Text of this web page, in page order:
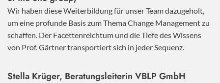
Wir haben diese Weiterbildung für unser Team dazugeholt,
um eine profunde Basis zum Thema Change Management zu
schaffen. Der Facettenreichtum und die Tiefe des Wissens
von Prof. Gärtner transportiert sich in jeder Sequenz.
Stella Krüger, Beratungsleiterin VBLP GmbH